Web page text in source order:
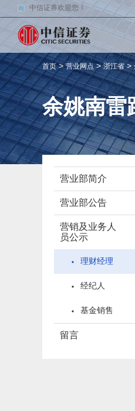
中信证券欢迎您！
首页>营业网点>浙江省>
余姚南雷
营业部简介
营业部公告
营销及业务人
员公示
理财经理
经纪人
基金销售
留言